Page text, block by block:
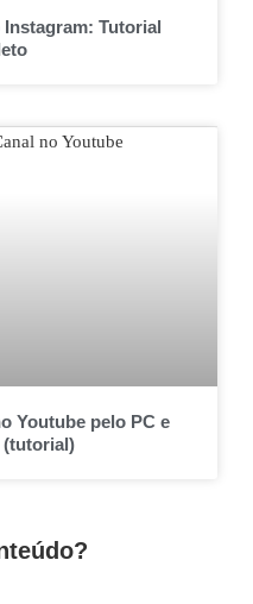
Tutorial
Youtube pelo PC e
(tutorial)